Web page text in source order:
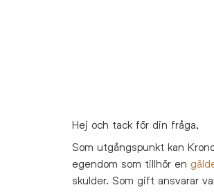
Hej och tack för din fråga,
Som utgångspunkt kan
egendom som tillhör en
skulder. Som gift ansvarar